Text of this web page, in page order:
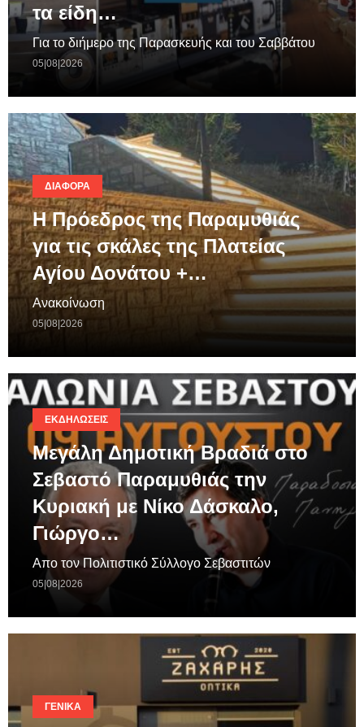
τα είδη…
Για το διήμερο της Παρασκευής και του Σαββάτου
05|08|2026
ΔΙΆΦΟΡΑ
Η Πρόεδρος της Παραμυθιάς
για τις σκάλες της Πλατείας
Αγίου Δονάτου +…
Ανακοίνωση
05|08|2026
ΕΚΔΗΛΏΣΕΙΣ
Μεγάλη Δημοτική Βραδιά στο
Σεβαστό Παραμυθιάς την
Κυριακή με Νίκο Δάσκαλο,
Γιώργο…
Απο τον Πολιτιστικό Σύλλογο Σεβαστιτών
05|08|2026
ΓΕΝΙΚΆ